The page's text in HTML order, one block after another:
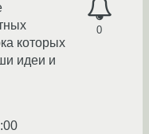
0
которых
идеи и